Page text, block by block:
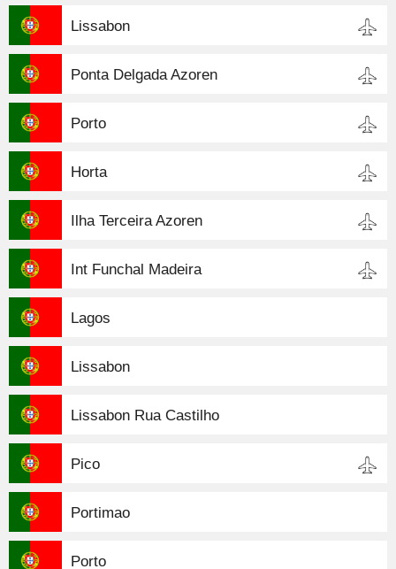
Lissabon
Ponta Delgada Azoren
Porto
Horta
Ilha Terceira Azoren
Int Funchal Madeira
Lagos
Lissabon
Lissabon Rua Castilho
Pico
Portimao
Porto